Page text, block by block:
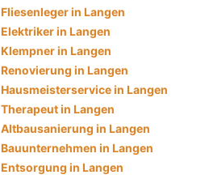
Fliesenleger in Langen
Elektriker in Langen
Klempner in Langen
Renovierung in Langen
Hausmeisterservice in Langen
Therapeut in Langen
Altbausanierung in Langen
Bauunternehmen in Langen
Entsorgung in Langen